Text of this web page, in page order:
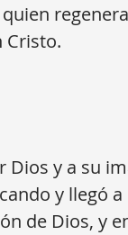
Cristo.
Dios y a su
y llegó
de Dios, y